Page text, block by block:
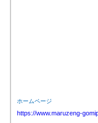
ホームページ
https://www.maruzeng-